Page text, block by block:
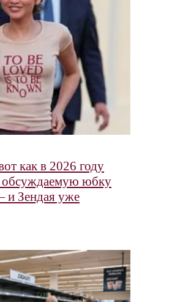
как в 2026 году
обсуждаемую юбку
и Зендая уже